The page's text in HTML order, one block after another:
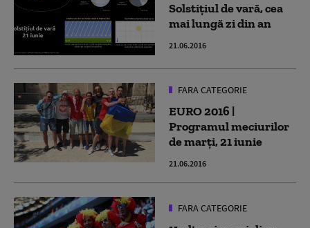
Solstițiul de vară, cea
mai lungă zi din an
21.06.2016
FARA CATEGORIE
EURO 2016 |
Programul meciurilor
de marţi, 21 iunie
21.06.2016
FARA CATEGORIE